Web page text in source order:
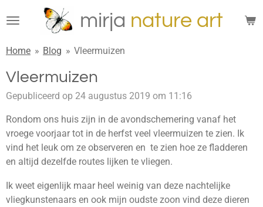
direct
de
hoofdinhoud
mirja nature art
Home » Blog » Vleermuizen
Vleermuizen
Gepubliceerd op 24 augustus 2019 om 11:16
Rondom ons huis zijn in de avondschemering vanaf het
vroege voorjaar tot in de herfst veel vleermuizen te zien. Ik
vind het leuk om ze observeren en te zien hoe ze fladderen
en altijd dezelfde routes lijken te vliegen.
Ik weet eigenlijk maar heel weinig van deze nachtelijke
vliegkunstenaars en ook mijn oudste zoon vind deze dieren